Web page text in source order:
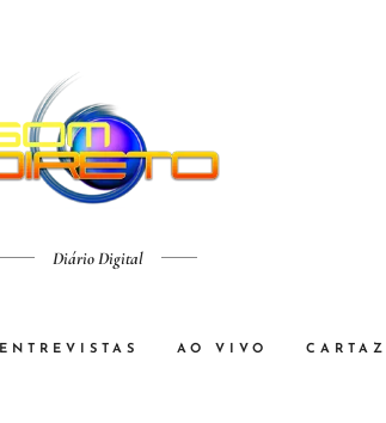
Diário Digital
ENTREVISTAS AO VIVO CARTAZ